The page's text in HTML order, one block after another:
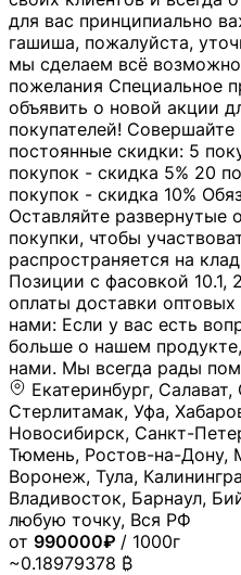
для вас принципиально
гашиша, пожалуйста,
мы сделаем всё
пожелания Специальное
объявить о новой акции
покупателей!
постоянные скидки: 5
покупок - скидка 5% 20
покупок - скидка 10%
Оставляйте развернутые
покупки, чтобы
распространяется на
Позиции с фасовкой 10.1,
оплаты доставки
нами: Если у вас есть
больше о нашем
нами. Мы всегда рады
Екатеринбург,
Стерлитамак, Уфа,
Новосибирск, Санкт-
Тюмень, Ростов-на-Дону,
Воронеж, Тула,
Владивосток, Барнаул,
любую точку, Вся РФ
от 990000₽ / 1000г
~0.18979378 ₿